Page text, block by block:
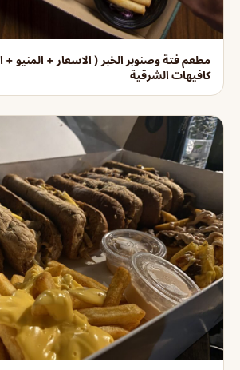
مطعم فتة وصنوبر الخبر ( الاسعار + المنيو
كافيهات الشرقية